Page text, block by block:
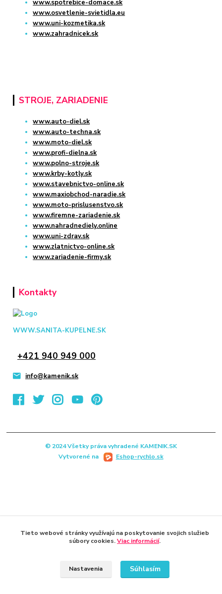
www.spotrebice-domace.sk
www.osvetlenie-svietidla.eu
www.uni-kozmetika.sk
www.zahradnicek.sk
STROJE, ZARIADENIE
www.auto-diel.sk
www.auto-techna.sk
www.moto-diel.sk
www.profi-dielna.sk
www.polno-stroje.sk
www.krby-kotly.sk
www.stavebnictvo-online.sk
www.maxiobchod-naradie.sk
www.moto-prislusenstvo.sk
www.firemne-zariadenie.sk
www.nahradnediely.online
www.uni-zdrav.sk
www.zlatnictvo-online.sk
www.zariadenie-firmy.sk
Kontakty
WWW.SANITA-KUPELNE.SK
+421 940 949 000
info@kamenik.sk
© 2024 Všetky práva vyhradené KAMENIK.SK
Vytvorené na
Eshop-rychlo.sk
Tieto webové stránky využívajú na poskytovanie svojich služieb
súbory cookies.Viac informácií.
Nastavenia Súhlasím